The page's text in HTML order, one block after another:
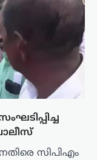
സിപിഎം